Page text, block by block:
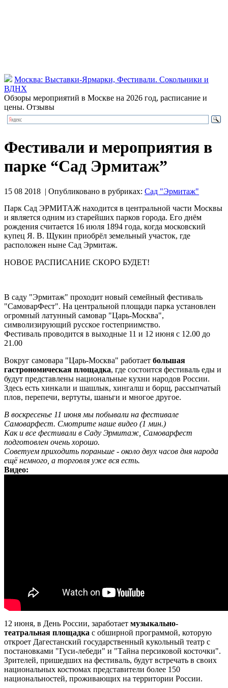
Москва: Выставки-Ярмарки, Фестивали. Сокольники и
ВДНХ
Обзоры мероприятий в Москве на 2026 год, расписание и
цены. Отзывы
Фестивали и мероприятия в
парке “Сад Эрмитаж”
15 08 2018 | Опубликовано в рубриках: Сад "Эрмитаж"
Парк Сад ЭРМИТАЖ находится в центральной части Москвы
и является одним из старейших парков города. Его днём
рождения считается 16 июля 1894 года, когда московский
купец Я. В. Щукин приобрёл земельный участок, где
расположен ныне Сад Эрмитаж.
НОВОЕ РАСПИСАНИЕ СКОРО БУДЕТ!
В саду "Эрмитаж" проходит новый семейный фестиваль
"СамоварФест". На центральной площади парка установлен
огромный латунный самовар "Царь-Москва",
символизирующий русское гостеприимство.
Фестиваль проводится в выходные 11 и 12 июня с 12.00 до
21.00
Вокруг самовара "Царь-Москва" работает большая
гастрономическая площадка, где состоится фестиваль еды и
будут представлены национальные кухни народов России.
Здесь есть хинкали и шашлык, хингалш и борщ, рассыпчатый
плов, перепечи, вертуты, шаньги и многое другое.
В воскресенье 11 июня мы побывали на фестивале
Самоварфест. Смотрите наше видео (1 мин.)
Как и все фестивали в Саду Эрмитаж, Самоварфест
подготовлен очень хорошо.
Советуем приходить пораньше - около двух часов дня народа
ещё немного, а торговля уже вся есть.
Видео:
12 июня, в День России, заработает музыкально-
театральная площадка с обширной программой, которую
откроет Дагестанский государственный кукольный театр с
постановками "Гуси-лебеди" и "Тайна персиковой косточки".
Зрителей, пришедших на фестиваль, будут встречать в своих
национальных костюмах представители более 150
национальностей, проживающих на территории России.